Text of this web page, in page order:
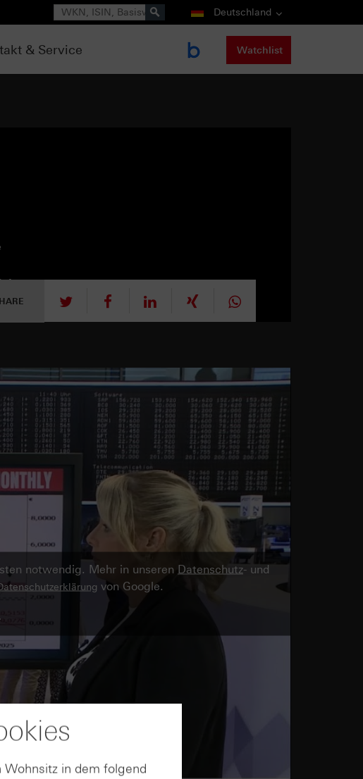
Suche Deutschland
& Service Watchlist
tweet mitteilen
notwendig. Mehr in unseren Datenschutz- und
von Google.
Wohnsitz in dem folgend